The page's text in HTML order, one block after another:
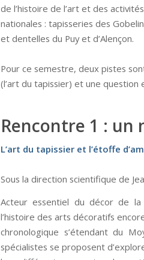
de l’histoire de l’art et des
nationales : tapisseries des
et dentelles du Puy et d’Alençon.
Pour ce semestre, deux pistes
(l’art du tapissier) et une
Rencontre 1 : un
L’art du tapissier et l’étoffe
Sous la direction scientifique de
Acteur essentiel du décor de
l’histoire des arts décoratifs
chronologique s’étendant du
spécialistes se proposent